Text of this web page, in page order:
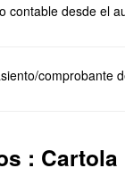
contable desde el
comprobante
: